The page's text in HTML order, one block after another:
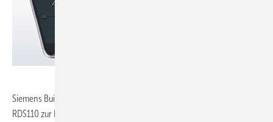
Siemens Building Technologies, 11-B56:
RDS110 zur Heizungsregelung in Wohngebäuden verfügt über einen